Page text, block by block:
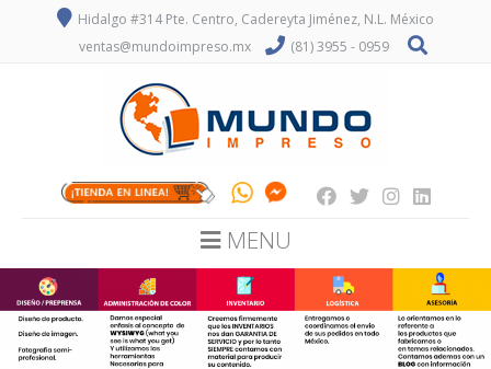
Hidalgo #314 Pte. Centro, Cadereyta Jiménez, N.L. México
ventas@mundoimpreso.mx
(81) 3955 - 0959
MENU